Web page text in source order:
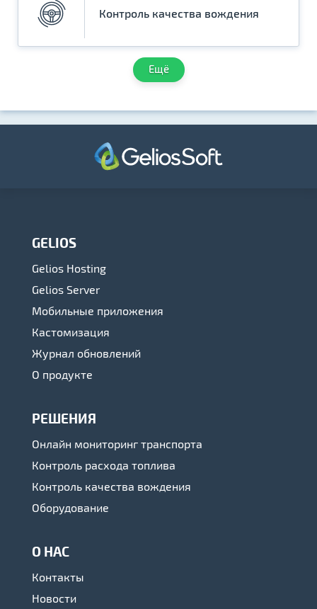
Контроль качества вождения
Ещё
GELIOS
Gelios Hosting
Gelios Server
Мобильные приложения
Кастомизация
Журнал обновлений
О продукте
РЕШЕНИЯ
Онлайн мониторинг транспорта
Контроль расхода топлива
Контроль качества вождения
Оборудование
О НАС
Контакты
Новости